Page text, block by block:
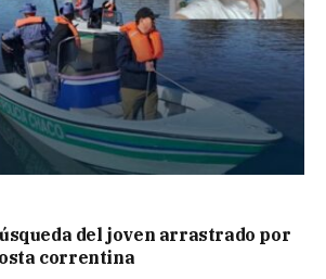
del joven arrastrado por
correntina